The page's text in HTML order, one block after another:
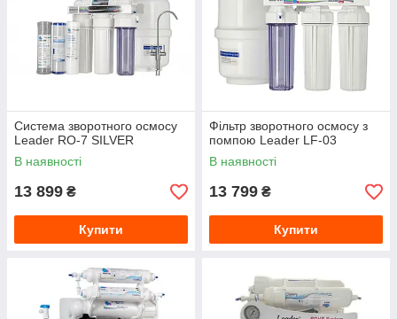
ефективний і економічно вигідний спосіб очищення води,
який дає змогу отримувати високоякісну питну воду. Це
особливо важливо для людей, які живуть у регіонах із
поганою якістю води, а також для тих, хто хоче бути
впевненим у якості питної води, яку вони споживають.
Система зворотного осмосу
Leader RO-7 SILVER
В наявності
13 899 ₴
Купити
Фільтр зворотного осмосу з
помпою Leader LF-03
В наявності
13 799 ₴
Купити